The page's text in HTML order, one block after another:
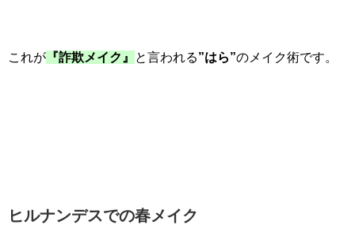
これが 『詐欺メイク』 と言われる”はら”のメイク術です。
ヒルナンデスでの春メイク